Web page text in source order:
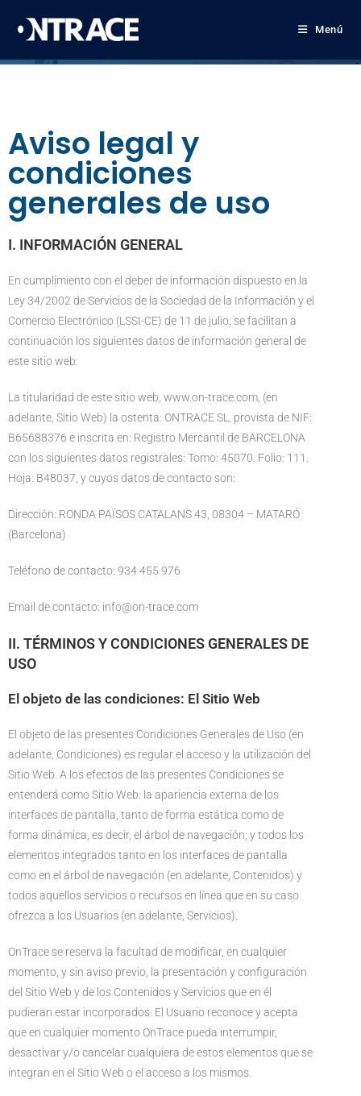
Menú
Aviso legal y
condiciones
generales de uso
I. INFORMACIÓN GENERAL
En cumplimiento con el deber de información dispuesto en la
Ley 34/2002 de Servicios de la Sociedad de la Información y el
Comercio Electrónico (LSSI-CE) de 11 de julio, se facilitan a
continuación los siguientes datos de información general de
este sitio web:
La titularidad de este sitio web, www.on-trace.com, (en
adelante, Sitio Web) la ostenta: ONTRACE SL, provista de NIF:
B65688376 e inscrita en: Registro Mercantil de BARCELONA
con los siguientes datos registrales: Tomo: 45070. Folio: 111.
Hoja: B48037, y cuyos datos de contacto son:
Dirección: RONDA PAÏSOS CATALANS 43, 08304 – MATARÓ
(Barcelona)
Teléfono de contacto: 934 455 976
Email de contacto: info@on-trace.com
II. TÉRMINOS Y CONDICIONES GENERALES DE
USO
El objeto de las condiciones: El Sitio Web
El objeto de las presentes Condiciones Generales de Uso (en
adelante, Condiciones) es regular el acceso y la utilización del
Sitio Web. A los efectos de las presentes Condiciones se
entenderá como Sitio Web: la apariencia externa de los
interfaces de pantalla, tanto de forma estática como de
forma dinámica, es decir, el árbol de navegación; y todos los
elementos integrados tanto en los interfaces de pantalla
como en el árbol de navegación (en adelante, Contenidos) y
todos aquellos servicios o recursos en línea que en su caso
ofrezca a los Usuarios (en adelante, Servicios).
OnTrace se reserva la facultad de modificar, en cualquier
momento, y sin aviso previo, la presentación y configuración
del Sitio Web y de los Contenidos y Servicios que en él
pudieran estar incorporados. El Usuario reconoce y acepta
que en cualquier momento OnTrace pueda interrumpir,
desactivar y/o cancelar cualquiera de estos elementos que se
integran en el Sitio Web o el acceso a los mismos.